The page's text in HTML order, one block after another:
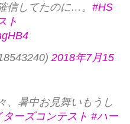
信してたのに…。 #HS
ト
2018年7月15
、暑中お見舞いもうし
ーズコンテスト #ハー